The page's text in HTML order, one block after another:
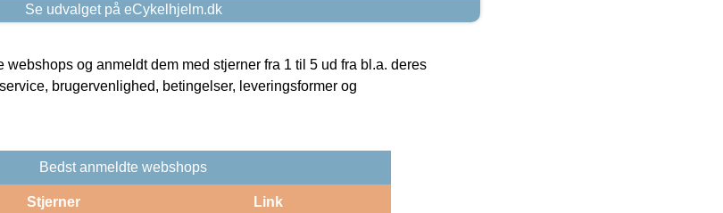
Se udvalget på eCykelhjelm.dk
og anmeldt dem med stjerner fra 1 til 5 ud fra bl.a. deres
brugervenlighed, betingelser, leveringsformer og
Bedst anmeldte webshops
Stjerner Link